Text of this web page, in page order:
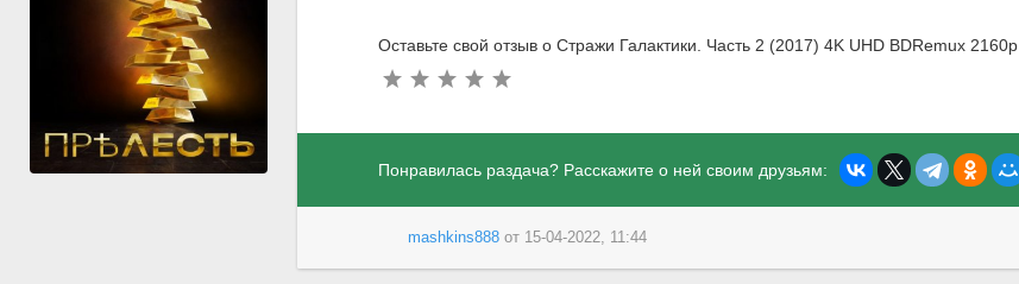
Оставьте свой отзыв о Стражи Галактики. Часть 2 (2017) 4K UHD BDRemux 2160p
Понравилась раздача? Расскажите о ней своим друзьям:
mashkins888от 15-04-2022, 11:44